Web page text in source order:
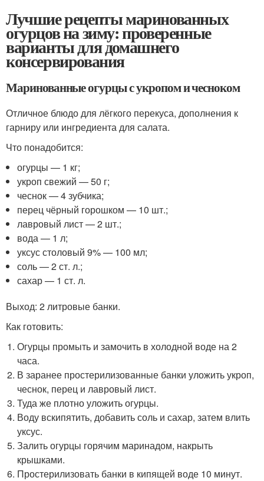
Лучшие рецепты маринованных
огурцов на зиму: проверенные
варианты для домашнего
консервирования
Маринованные огурцы с укропом и чесноком
Отличное блюдо для лёгкого перекуса, дополнения к
гарниру или ингредиента для салата.
Что понадобится:
огурцы — 1 кг;
укроп свежий — 50 г;
чеснок — 4 зубчика;
перец чёрный горошком — 10 шт.;
лавровый лист — 2 шт.;
вода — 1 л;
уксус столовый 9% — 100 мл;
соль — 2 ст. л.;
сахар — 1 ст. л.
Выход: 2 литровые банки.
Как готовить:
Огурцы промыть и замочить в холодной воде на 2
часа.
В заранее простерилизованные банки уложить укроп,
чеснок, перец и лавровый лист.
Туда же плотно уложить огурцы.
Воду вскипятить, добавить соль и сахар, затем влить
уксус.
Залить огурцы горячим маринадом, накрыть
крышками.
Простерилизовать банки в кипящей воде 10 минут.